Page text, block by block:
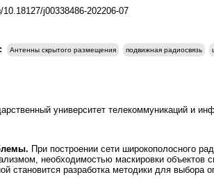
j00338486-202206-07
Антенны скрытого размещения подвижная радиосвязь
университет телекоммуникаций и
При построении сети широкополосного
необходимостью маскировки объектов
становится разработка методики для выбора